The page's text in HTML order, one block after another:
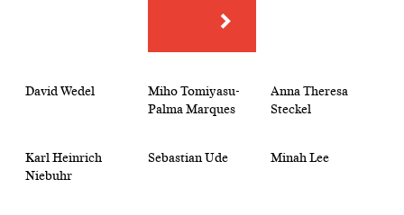
David Wedel
Miho Tomiyasu-
Palma Marques
Anna Theresa
Steckel
Karl Heinrich
Niebuhr
Sebastian Ude Minah Lee